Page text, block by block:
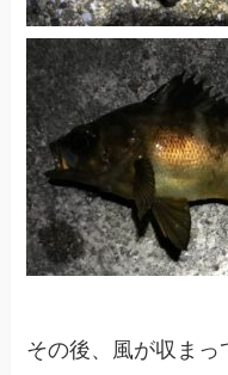
その後、風が収まっ